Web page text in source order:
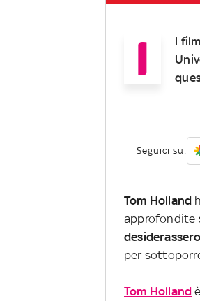
I
l
Seguici su:
Tom Holland
approfondite
per
Tom Holland